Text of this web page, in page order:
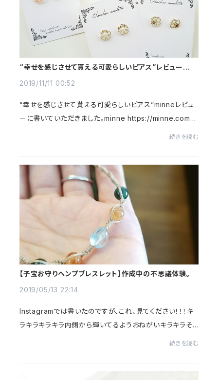
“幸せを感じさせて貰える可愛らしいピアス”レビューをい
2019/11/11 00:52
“幸せを感じさせて貰える可愛らしいピアス”minneレビュ
ーに書いていただきました。minne https://minne.com/
続きを読む
【子宝お守りヘンプブレスレット】作成中の不思議体験。
2019/05/13 22:14
Instagramでは書いたのですが、これ、見てください！！！キ
ラキラキラキラ内側から輝いてるようおねがいキラキラそ
続きを読む